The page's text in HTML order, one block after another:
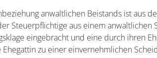
anwaltlichen Beistands ist aus
Steuerpflichtige aus einem anwaltlichen
eingebracht und eine durch ihren
zu einer einvernehmlichen